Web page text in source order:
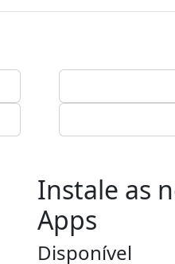
Instale as
Apps
Disponível